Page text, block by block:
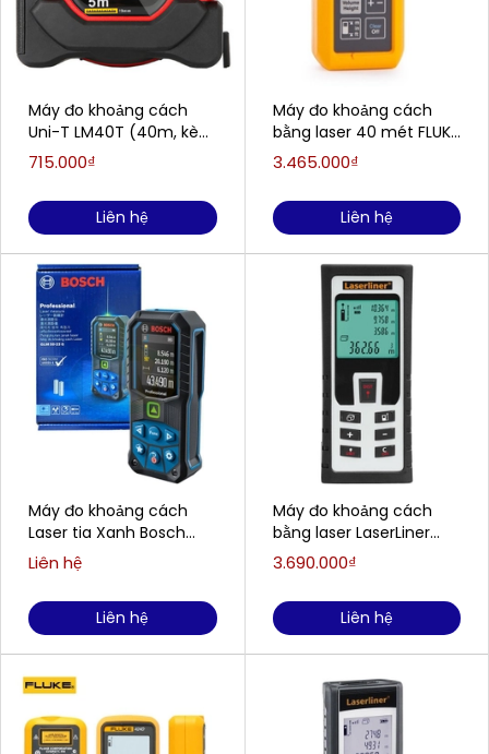
Máy đo khoảng cách
Uni-T LM40T (40m, kèm
thước dây 5m)
715.000₫
Liên hệ
Máy đo khoảng cách
Laser tia Xanh Bosch
GLM 50-23 G
Liên hệ
Liên hệ
Máy đo khoảng cách
bằng laser 40 mét FLUKE
414D
3.465.000₫
Liên hệ
Máy đo khoảng cách
bằng laser LaserLiner
080.946A (100m)
3.690.000₫
Liên hệ